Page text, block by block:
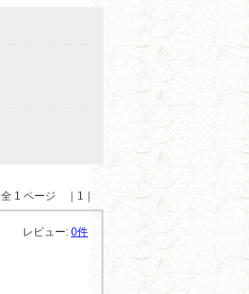
全 1 ページ ｜1｜
レビュー: 0件